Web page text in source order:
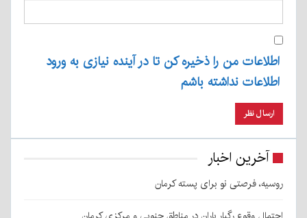
اطلاعات من را ذخیره کن تا در آینده نیازی به ورود
اطلاعات نداشته باشم
آخرین اخبار
روسیه، فرصتی نو برای پسته کرمان